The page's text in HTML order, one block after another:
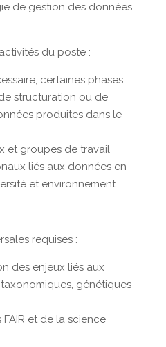
de gestion des données
du poste :
certaines phases
structuration ou de
produites dans le
et groupes de travail
liés aux données en
et environnement
requises :
des enjeux liés aux
génétiques
et de la science